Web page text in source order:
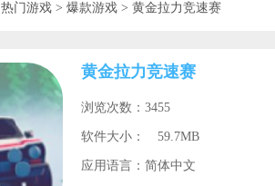
热门游戏 > 爆款游戏 > 黄金拉力竞速赛
黄金拉力竞速赛
浏览次数：3455
软件大小： 59.7MB
应用语言：简体中文